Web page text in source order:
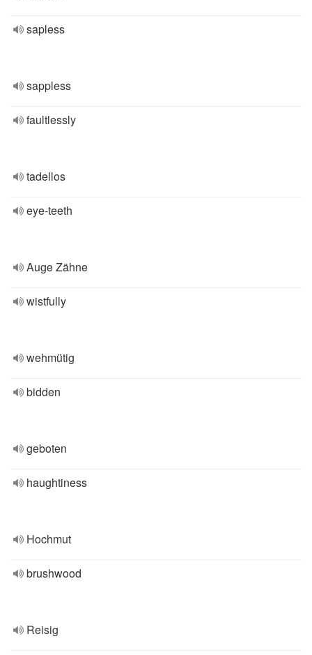
sapless
sappless
faultlessly
tadellos
eye-teeth
Auge Zähne
wistfully
wehmütig
bidden
geboten
haughtiness
Hochmut
brushwood
Reisig